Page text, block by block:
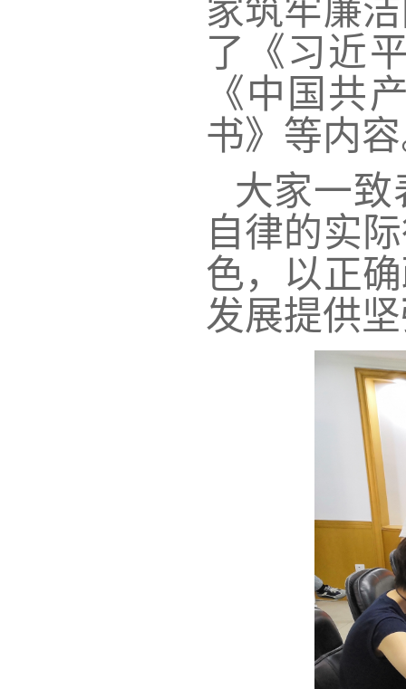
家筑牢廉
了
《习近
《中国共
书》等内
大家一致
自律的实
色， 以正
发展提供